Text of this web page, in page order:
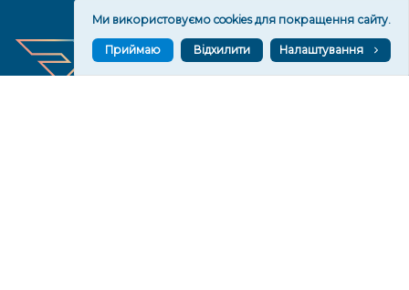
Ми використовуємо cookies для покращення сайту.
Приймаю Відхилити Налаштування